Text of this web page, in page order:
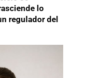
lo
regulador del